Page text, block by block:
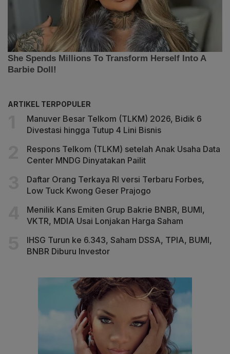
ARTIKEL TERPOPULER
Manuver Besar Telkom (TLKM) 2026, Bidik 6
Divestasi hingga Tutup 4 Lini Bisnis
Respons Telkom (TLKM) setelah Anak Usaha Data
Center MNDG Dinyatakan Pailit
Daftar Orang Terkaya RI versi Terbaru Forbes,
Low Tuck Kwong Geser Prajogo
Menilik Kans Emiten Grup Bakrie BNBR, BUMI,
VKTR, MDIA Usai Lonjakan Harga Saham
IHSG Turun ke 6.343, Saham DSSA, TPIA, BUMI,
BNBR Diburu Investor